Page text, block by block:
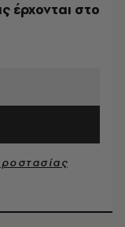
έρχονται στο